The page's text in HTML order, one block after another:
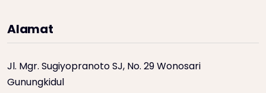
Alamat
Jl. Mgr. Sugiyopranoto SJ, No. 29 Wonosari
Gunungkidul